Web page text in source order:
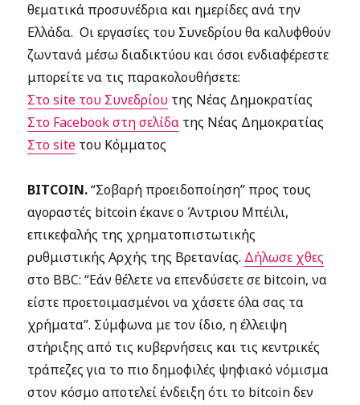
θεματικά προσυνέδρια και ημερίδες ανά την
Ελλάδα. Οι εργασίες του Συνεδρίου θα καλυφθούν
ζωντανά μέσω διαδικτύου και όσοι ενδιαφέρεστε
μπορείτε να τις παρακολουθήσετε:
Στο site του Συνεδρίου της Νέας Δημοκρατίας
Στο Facebook στη σελίδα της Νέας Δημοκρατίας
Στο site του Κόμματος
BITCOIN.“Σοβαρή προειδοποίηση” προς τους
αγοραστές bitcoin έκανε o Άντριου Μπέιλι,
επικεφαλής της χρηματοπιστωτικής
ρυθμιστικής Αρχής της Βρετανίας. Δήλωσε χθες
στο BBC: “Εάν θέλετε να επενδύσετε σε bitcoin, να
είστε προετοιμασμένοι να χάσετε όλα σας τα
χρήματα”. Σύμφωνα με τον ίδιο, η έλλειψη
στήριξης από τις κυβερνήσεις και τις κεντρικές
τράπεζες για το πιο δημοφιλές ψηφιακό νόμισμα
στον κόσμο αποτελεί ένδειξη ότι το bitcoin δεν